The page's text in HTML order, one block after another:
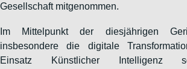
Gesellschaft mitgenommen.
Im Mittelpunkt der diesjährigen
insbesondere die digitale
Einsatz Künstlicher Intelligenz